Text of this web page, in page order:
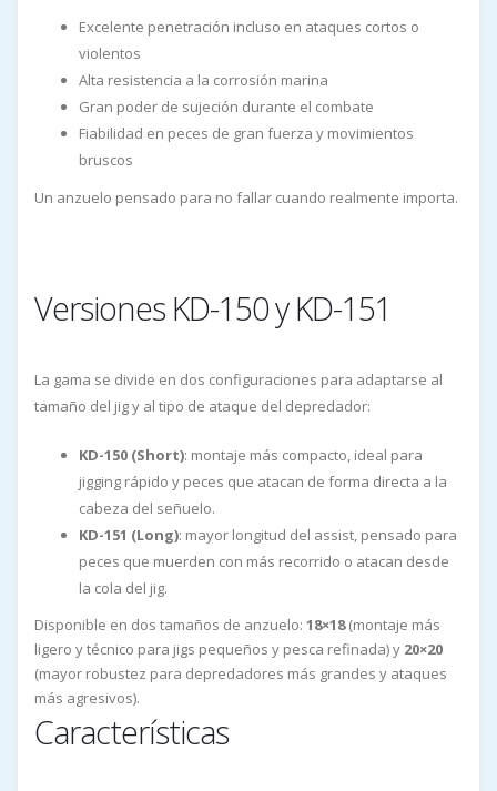
Excelente penetración incluso en ataques cortos o
violentos
Alta resistencia a la corrosión marina
Gran poder de sujeción durante el combate
Fiabilidad en peces de gran fuerza y movimientos
bruscos
Un anzuelo pensado para no fallar cuando realmente importa.
Versiones KD-150 y KD-151
La gama se divide en dos configuraciones para adaptarse al
tamaño del jig y al tipo de ataque del depredador:
KD-150 (Short): montaje más compacto, ideal para
jigging rápido y peces que atacan de forma directa a la
cabeza del señuelo.
KD-151 (Long): mayor longitud del assist, pensado para
peces que muerden con más recorrido o atacan desde
la cola del jig.
Disponible en dos tamaños de anzuelo: 18×18(montaje más
ligero y técnico para jigs pequeños y pesca refinada) y 20×20
(mayor robustez para depredadores más grandes y ataques
más agresivos).
Características